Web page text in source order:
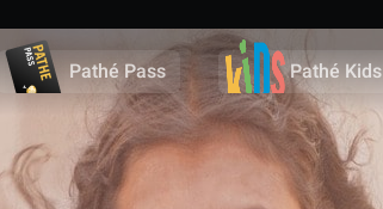
Pathé Pass Pathé Kids